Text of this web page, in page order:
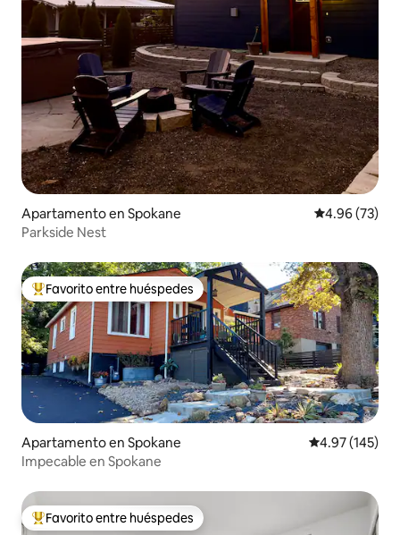
Apartamento en Spokane Calificación
4.96 (73)
Parkside Nest
Favorito entre huéspedes preferido
Favorito entre huéspedes
Apartamento en Spokane Calificación
4.97 (145)
Impecable en Spokane
Favorito entre huéspedes preferido
Favorito entre huéspedes